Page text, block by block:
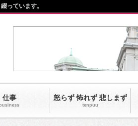
仕事
business
怒らず 怖れず 悲しまず
tenpuu
っています。